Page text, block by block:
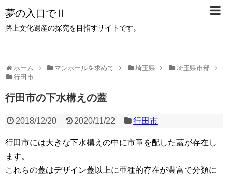
夢の入口でⅡ
路上文化遺産の探究を目指すサイトです。
ホーム マンホールを求めて 埼玉県
埼玉県市部
行田市
行田市の下水構えの蓋
2018/12/20 2020/11/22 行田市
行田市には大きな下水構えの中に市章を配した蓋が存在し
ます。
これらの蓋はデザイン蓋以上に亜種的存在が豊富で分類に